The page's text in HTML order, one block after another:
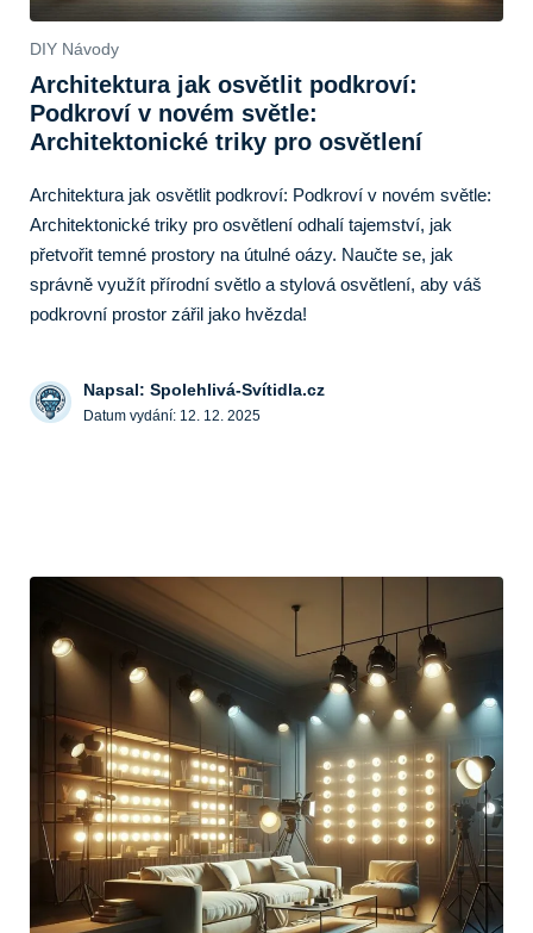
DIY Návody
Architektura jak osvětlit podkroví:
Podkroví v novém světle:
Architektonické triky pro osvětlení
Architektura jak osvětlit podkroví: Podkroví v novém světle:
Architektonické triky pro osvětlení odhalí tajemství, jak
přetvořit temné prostory na útulné oázy. Naučte se, jak
správně využít přírodní světlo a stylová osvětlení, aby váš
podkrovní prostor zářil jako hvězda!
Napsal: Spolehlivá-Svítidla.cz
Datum vydání: 12. 12. 2025